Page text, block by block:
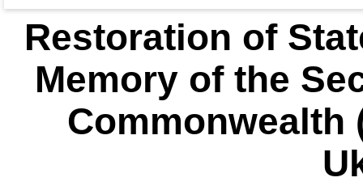
Restoration of
Memory of the
Commonwealth